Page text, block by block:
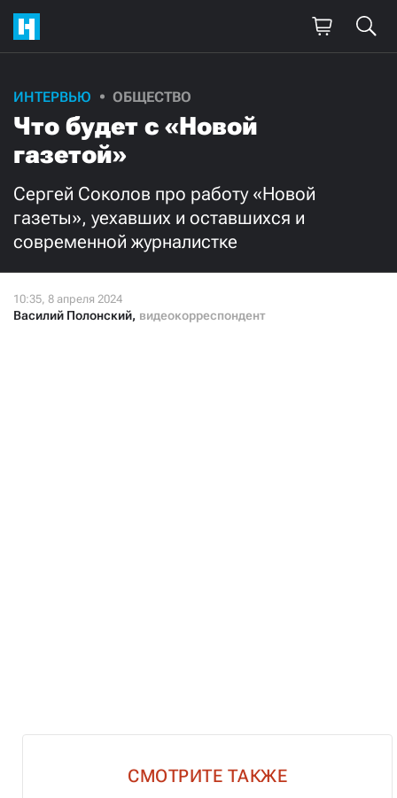
ИНТЕРВЬЮ ОБЩЕСТВО
Что будет с «Новой
газетой»
Сергей Соколов про работу «Новой
газеты», уехавших и оставшихся и
современной журналистке
Василий Полонский, видеокорреспондент
СМОТРИТЕ ТАКЖЕ